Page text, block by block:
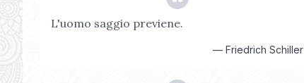
L'uomo saggio previene.
—Friedrich Schiller